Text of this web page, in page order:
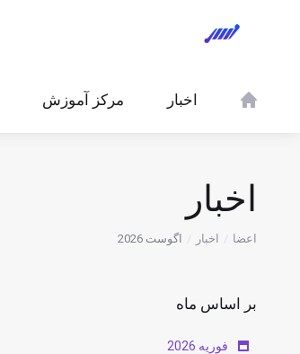
اخبار مرکز آموزش
اخبار
اعضا اخبار اگوست 2026
بر اساس ماه
فوریه 2026